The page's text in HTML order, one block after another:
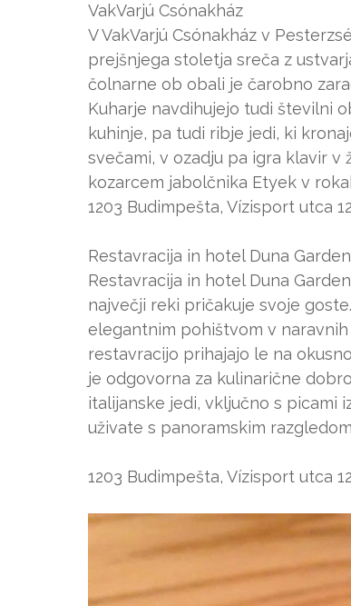
VakVarjú Csónakház
V VakVarjú Csónakház v
prejšnjega stoletja sreča z
čolnarne ob obali je čarobno
Kuharje navdihujejo tudi številni
kuhinje, pa tudi ribje jedi, ki
svečami, v ozadju pa igra klavir v
kozarcem jabolčnika Etyek v
1203 Budimpešta, Vízisport utca
Restavracija in hotel Duna Garden
Restavracija in hotel Duna
največji reki pričakuje svoje
elegantnim pohištvom v
restavracijo prihajajo le na
je odgovorna za kulinarične
italijanske jedi, vključno s picami
uživate s panoramskim
1203 Budimpešta, Vízisport utca